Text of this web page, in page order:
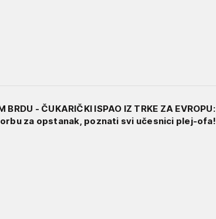
BRDU - ČUKARIČKI ISPAO IZ TRKE ZA EVROPU:
za opstanak, poznati svi učesnici plej-ofa!